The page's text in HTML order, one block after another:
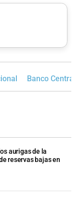
Banco Central
aurigas de la
reservas bajas en